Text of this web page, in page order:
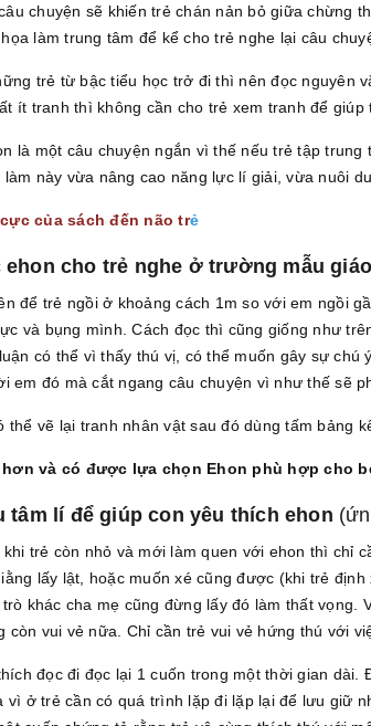
chuyện sẽ khiến trẻ chán nản bỏ giữa chừng
làm trung tâm để kể cho trẻ nghe lại câu
trẻ từ bậc tiểu học trở đi thì nên đọc nguyên
ít tranh thì không cần cho trẻ xem tranh để
là một câu chuyện ngắn vì thế nếu trẻ tập
làm này vừa nâng cao năng lực lí giải, vừa nuôi
của sách đến não trẻ
ehon cho trẻ nghe ở trường mẫu giáo
để trẻ ngồi ở khoảng cách 1m so với em ngồi
và bụng mình. Cách đọc thì cũng giống như
có thể vì thấy thú vị, có thể muốn gây sự chú
em đó mà cắt ngang câu chuyện vì như thế sẽ
thể vẽ lại tranh nhân vật sau đó dùng tấm bảng
hơn và có được lựa chọn Ehon phù hợp cho
tâm lí để giúp con yêu thích ehon
trẻ còn nhỏ và mới làm quen với ehon thì chỉ
lấy lật, hoặc muốn xé cũng được (khi trẻ
khác cha mẹ cũng đừng lấy đó làm thất vọng.
còn vui vẻ nữa. Chỉ cần trẻ vui vẻ hứng thú với
đọc đi đọc lại 1 cuốn trong một thời gian
vì ở trẻ cần có quá trình lặp đi lặp lại để lưu giữ